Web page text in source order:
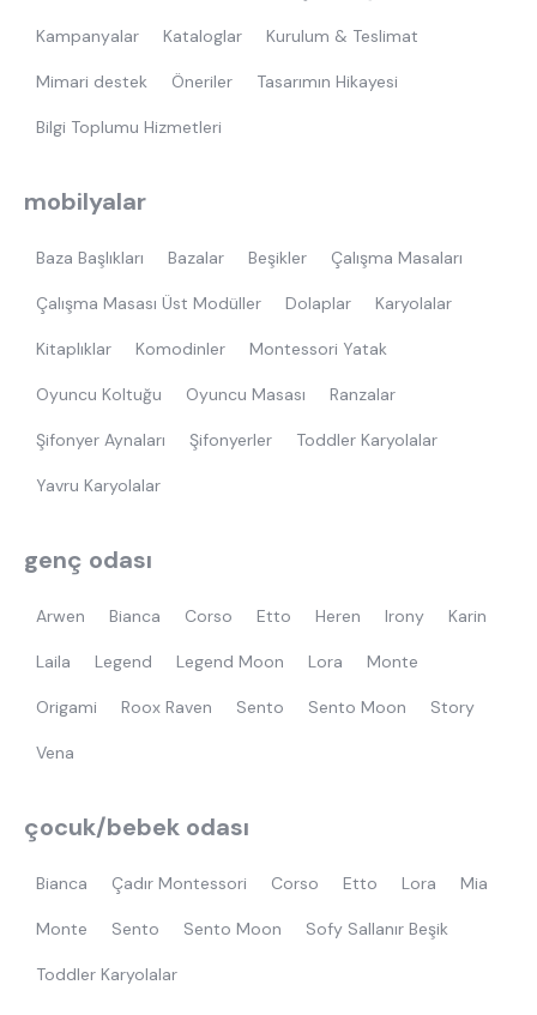
Kampanyalar Kataloglar Kurulum & Teslimat
Mimari destek Öneriler Tasarımın Hikayesi
Bilgi Toplumu Hizmetleri
mobilyalar
Baza Başlıkları Bazalar Beşikler Çalışma Masaları
Çalışma Masası Üst Modüller Dolaplar Karyolalar
Kitaplıklar Komodinler Montessori Yatak
Oyuncu Koltuğu Oyuncu Masası Ranzalar
Şifonyer Aynaları Şifonyerler Toddler Karyolalar
Yavru Karyolalar
genç odası
Arwen Bianca Corso Etto Heren Irony Karin
Laila Legend Legend Moon Lora Monte
Origami Roox Raven Sento Sento Moon Story
Vena
çocuk/bebek odası
Bianca Çadır Montessori Corso Etto Lora Mia
Monte Sento Sento Moon Sofy Sallanır Beşik
Toddler Karyolalar